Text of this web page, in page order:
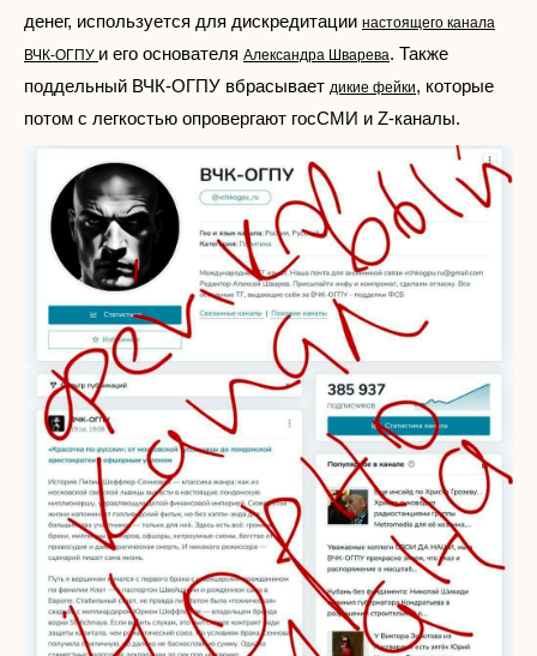
денег, используется для дискредитации настоящего канала
ВЧК-ОГПУ и его основателя Александра Шварева. Также
поддельный ВЧК-ОГПУ вбрасывает дикие фейки, которые
потом с легкостью опровергают госСМИ и Z-каналы.